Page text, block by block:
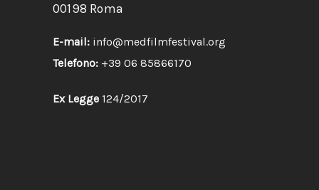
00198 Roma
E-mail: info@medfilmfestival.org
Telefono: +39 06 85866170
Ex Legge 124/2017